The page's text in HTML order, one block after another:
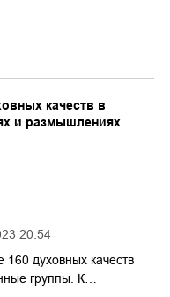
20:54
качеств в
и размышлениях
духовных качеств
группы. К…